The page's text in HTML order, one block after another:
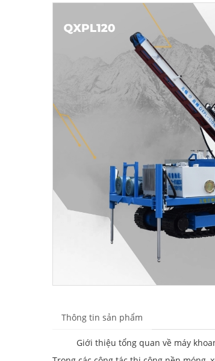
Thông tin sản phẩm
Giới thiệu tổng quan về máy